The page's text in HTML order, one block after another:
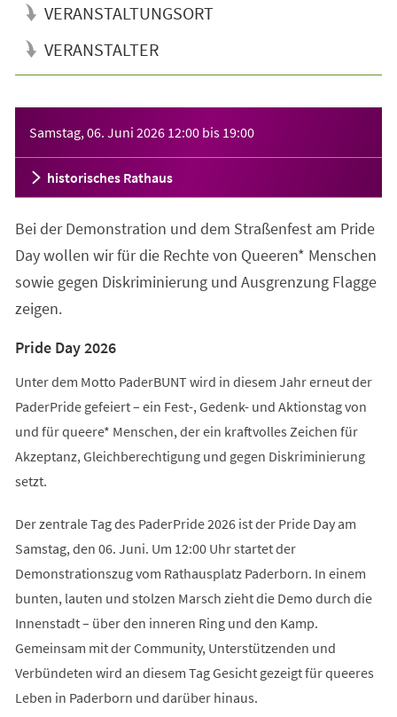
VERANSTALTUNGSORT
VERANSTALTER
Samstag, 06. Juni 2026 12:00 bis 19:00
historisches Rathaus
Bei der Demonstration und dem Straßenfest am Pride
Day wollen wir für die Rechte von Queeren* Menschen
sowie gegen Diskriminierung und Ausgrenzung Flagge
zeigen.
Pride Day 2026
Unter dem Motto PaderBUNT wird in diesem Jahr erneut der
PaderPride gefeiert – ein Fest-, Gedenk- und Aktionstag von
und für queere* Menschen, der ein kraftvolles Zeichen für
Akzeptanz, Gleichberechtigung und gegen Diskriminierung
setzt.
Der zentrale Tag des PaderPride 2026 ist der Pride Day am
Samstag, den 06. Juni. Um 12:00 Uhr startet der
Demonstrationszug vom Rathausplatz Paderborn. In einem
bunten, lauten und stolzen Marsch zieht die Demo durch die
Innenstadt – über den inneren Ring und den Kamp.
Gemeinsam mit der Community, Unterstützenden und
Verbündeten wird an diesem Tag Gesicht gezeigt für queeres
Leben in Paderborn und darüber hinaus.